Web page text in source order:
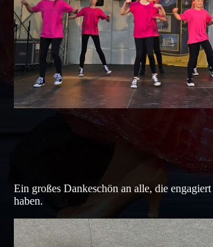
Ein großes Dankeschön an alle, die
haben.